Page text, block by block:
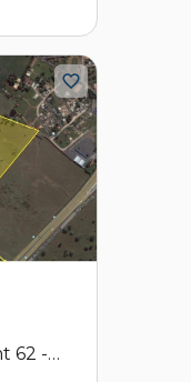
62 -